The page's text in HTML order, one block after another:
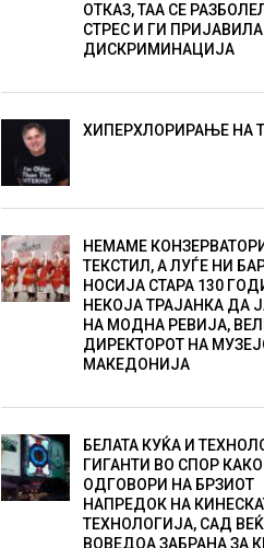
ОТКАЗ, ТАА СЕ
СТРЕС И ГИ ПРИЈАВИЛА
ДИСКРИМИНАЦИЈА
ХИПЕРХЛОРИРАЊЕ НА
НЕМАМЕ
ТЕКСТИЛ, А ЛУЃЕ НИ
НОСИЈА СТАРА 130
НЕКОЈА ТРАЈАНКА ДА
НА МОДНА РЕВИЈА,
ДИРЕКТОРОТ НА
МАКЕДОНИЈА
БЕЛАТА КУЌА И
ГИГАНТИ ВО СПОР
ОДГОВОРИ НА БРЗИОТ
НАПРЕДОК НА
ТЕХНОЛОГИЈА, САД
ВОВЕДОА ЗАБРАНА ЗА